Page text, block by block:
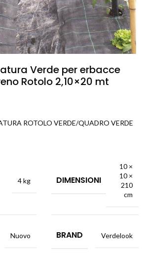
Verde per erbacce
Rotolo 2,10×20 mt
ROTOLO VERDE/QUADRO VERDE
4 kg DIMENSIONI
10 ×
10 ×
210
cm
Nuovo BRAND Verdelook